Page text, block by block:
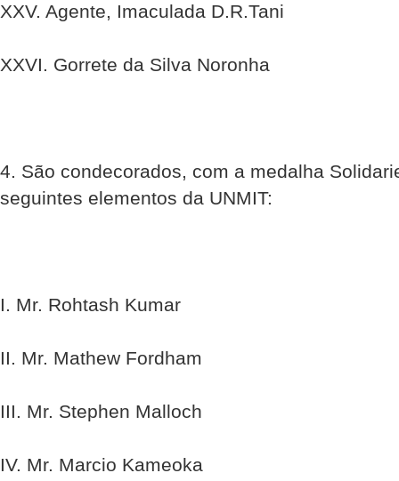
XXV. Agente, Imaculada D.R.Tani
XXVI. Gorrete da Silva Noronha
4. São condecorados, com a medalha
seguintes elementos da UNMIT:
I. Mr. Rohtash Kumar
II. Mr. Mathew Fordham
III. Mr. Stephen Malloch
IV. Mr. Marcio Kameoka